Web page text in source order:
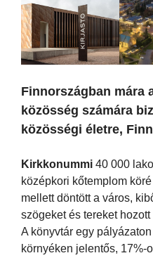
Finnországban mára
közösség számára
közösségi életre,
Kirkkonummi 40 000
középkori kőtemplom
mellett döntött a város,
szögeket és tereket
A könyvtár egy pályázaton
környéken jelentős, 17%-